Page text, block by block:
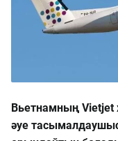
Вьетнамның Vietjet
әуе